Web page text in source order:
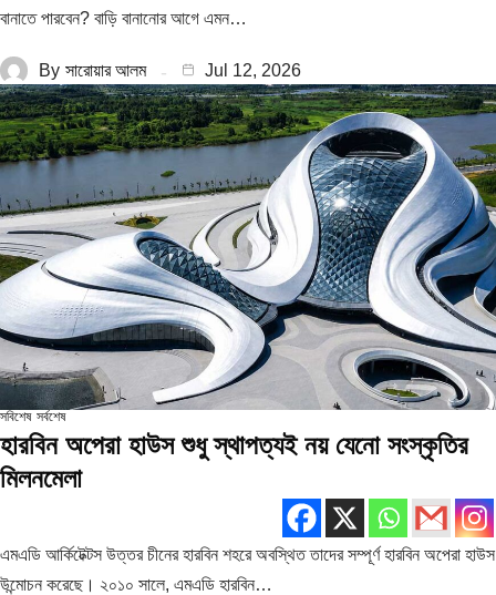
বানাতে পারবেন? বাড়ি বানানোর আগে এমন…
By সারোয়ার আলম Jul 12, 2026
সবিশেষ সর্বশেষ
হারবিন অপেরা হাউস শুধু স্থাপত্যই নয় যেনো সংস্কৃতির
মিলনমেলা
এমএডি আর্কিটেক্টস উত্তর চীনের হারবিন শহরে অবস্থিত তাদের সম্পূর্ণ হারবিন অপেরা হাউস
উন্মোচন করেছে। ২০১০ সালে, এমএডি হারবিন…